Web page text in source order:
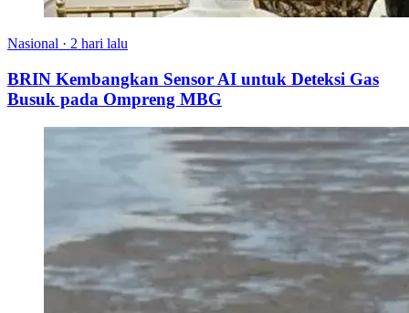
Nasional · 2 hari lalu
BRIN Kembangkan Sensor AI untuk Deteksi Gas
Busuk pada Ompreng MBG